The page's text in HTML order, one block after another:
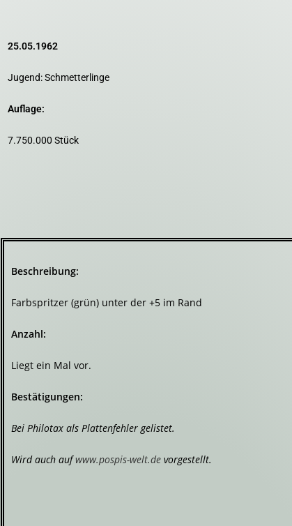
25.05.1962
Jugend: Schmetterlinge
Auflage:
7.750.000 Stück
Beschreibung:
Farbspritzer (grün) unter der +5 im Rand
Anzahl:
Liegt ein Mal vor.
Bestätigungen:
Bei Philotax als Plattenfehler gelistet.
Wird auch aufwww.pospis-welt.devorgestellt.